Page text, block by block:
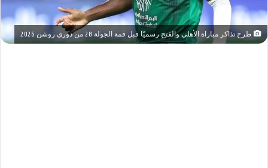
طرح تذاكر مباراة الأهلي والفتح رسميًا قبل قمة الجولة 28 من دوري روشن 2026